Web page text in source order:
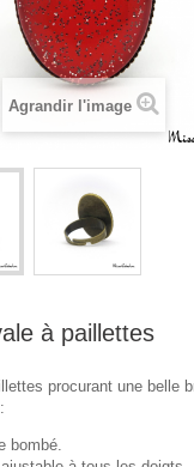
Agrandir l'image
à paillettes
procurant une belle
bombé.